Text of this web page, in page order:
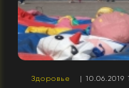
Здоровье | 10.06.2019